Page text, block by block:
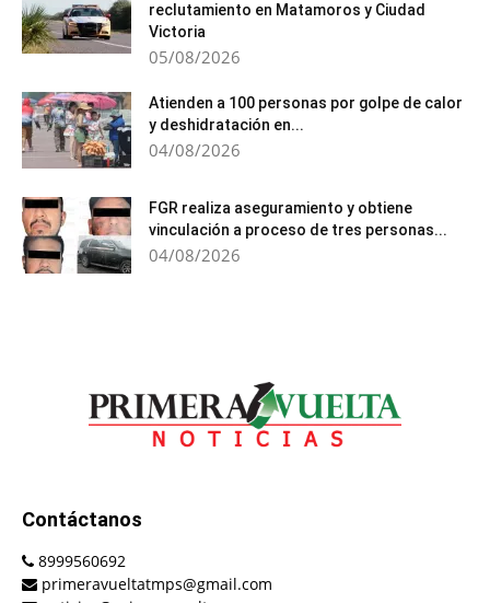
reclutamiento en Matamoros y Ciudad
Victoria
05/08/2026
Atienden a 100 personas por golpe de calor
y deshidratación en...
04/08/2026
FGR realiza aseguramiento y obtiene
vinculación a proceso de tres personas...
04/08/2026
Contáctanos
8999560692
primeravueltatmps@gmail.com